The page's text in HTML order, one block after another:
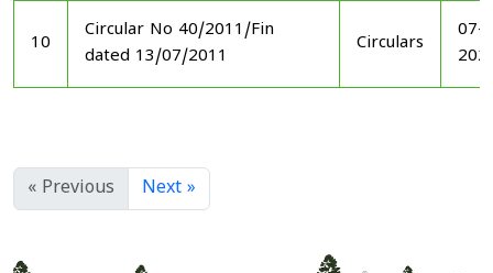
10
Circular No 40/2011/Fin
dated 13/07/2011
Circulars
07-
« Previous Next »